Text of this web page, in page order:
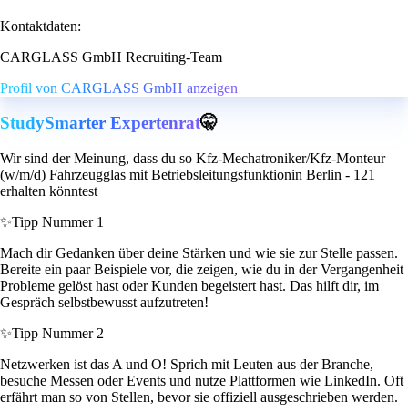
Kontaktdaten:
CARGLASS GmbH Recruiting-Team
Profil von CARGLASS GmbH anzeigen
StudySmarter Expertenrat🤫
Wir sind der Meinung, dass du so Kfz-Mechatroniker/Kfz-Monteur
(w/m/d) Fahrzeugglas mit Betriebsleitungsfunktionin Berlin - 121
erhalten könntest
✨Tipp Nummer 1
Mach dir Gedanken über deine Stärken und wie sie zur Stelle passen.
Bereite ein paar Beispiele vor, die zeigen, wie du in der Vergangenheit
Probleme gelöst hast oder Kunden begeistert hast. Das hilft dir, im
Gespräch selbstbewusst aufzutreten!
✨Tipp Nummer 2
Netzwerken ist das A und O! Sprich mit Leuten aus der Branche,
besuche Messen oder Events und nutze Plattformen wie LinkedIn. Oft
erfährt man so von Stellen, bevor sie offiziell ausgeschrieben werden.